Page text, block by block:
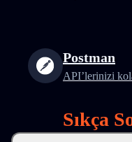
Postman
API’lerinizi
Sıkça